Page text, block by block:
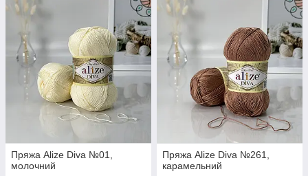
Пряжа Alize Diva №01,
молочний
Пряжа Alize Diva №261,
карамельний